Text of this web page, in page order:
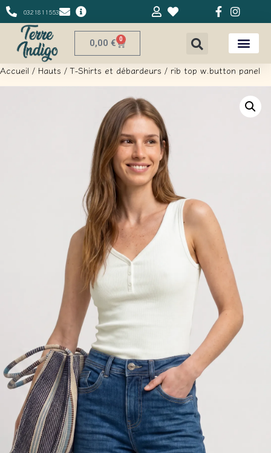
0321811553
0,00 € 0
Accueil / Hauts /T-Shirts et débardeurs / rib top w.button panel